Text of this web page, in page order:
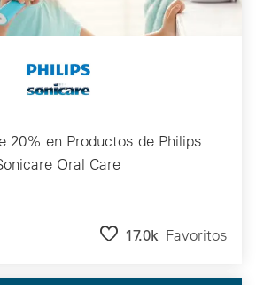
20% en Productos de Philips
Oral Care
17.0k Favoritos